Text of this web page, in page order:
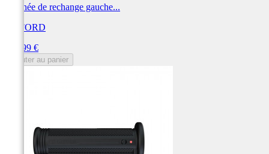
Poignée de rechange gauche...
OXFORD
149,99 €
Ajouter au panier